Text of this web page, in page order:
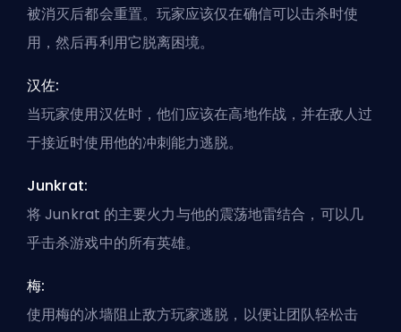
被消灭后都会重置。玩家应该仅在确信可以击杀时使
用，然后再利用它脱离困境。
汉佐:
当玩家使用汉佐时，他们应该在高地作战，并在敌人过
于接近时使用他的冲刺能力逃脱。
Junkrat:
将 Junkrat 的主要火力与他的震荡地雷结合，可以几
乎击杀游戏中的所有英雄。
梅:
使用梅的冰墙阻止敌方玩家逃脱，以便让团队轻松击